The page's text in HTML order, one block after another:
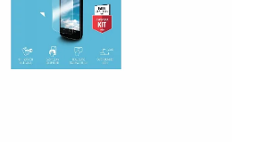
planšetdatori
un aksesuāri